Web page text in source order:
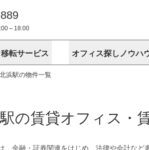
～18:00
す
こだわりから探す
転サービス オフィス探しノウハ
が選ばれる理由
用語集
空室対
お困りの
北浜駅の物件一覧
の賃貸オフィス・
、金融・証券関連をはじめ、法律や会計な